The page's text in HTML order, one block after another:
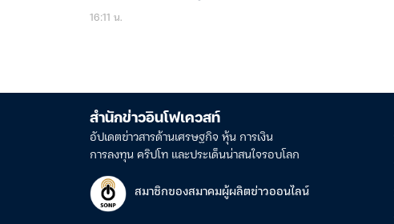
16:11 น.
สำนักข่าวอินโฟเควสท์
อัปเดตข่าวสารด้านเศรษฐกิจ หุ้น การเงิน
การลงทุน คริปโท และประเด็นน่าสนใจรอบโลก
สมาชิกของสมาคมผู้ผลิตข่าวออนไลน์